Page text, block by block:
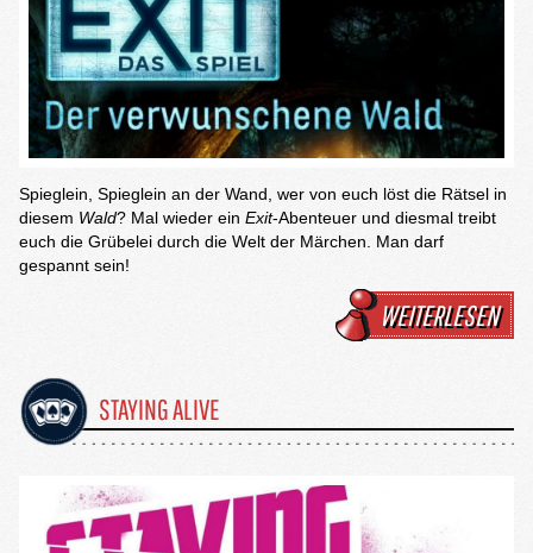
Spieglein, Spieglein an der Wand, wer von euch löst die Rätsel in
diesem Wald? Mal wieder ein Exit-Abenteuer und diesmal treibt
euch die Grübelei durch die Welt der Märchen. Man darf
gespannt sein!
WEITERLESEN
STAYING ALIVE